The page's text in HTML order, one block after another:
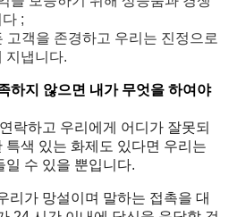
;
고객을 존경하고 우리는 진정으로
지냅니다.
하지 않으면 내가 무엇을 하여야
락하고 우리에게 어디가 잘못되
특색 있는 화제도 있다면 우리는
일 수 있을 뿐입니다.
리가 망설이며 말하는 접촉을 대